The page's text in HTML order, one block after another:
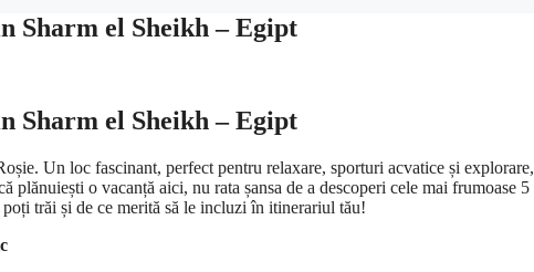
Sharm el Sheikh – Egipt
Sharm el Sheikh – Egipt
Un loc fascinant, perfect pentru relaxare, sporturi acvatice și explorare,
plănuiești o vacanță aici, nu rata șansa de a descoperi cele mai frumoase 5
trăi și de ce merită să le incluzi în itinerariul tău!